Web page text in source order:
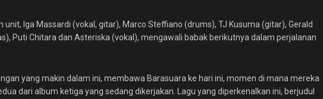
unit, Iga Massardi (vokal, gitar), Marco Steffiano (drums), TJ Kusuma (gitar), Gerald
Puti Chitara dan Asteriska (vokal), mengawali babak berikutnya dalam perjalanan
yang makin dalam ini, membawa Barasuara ke hari ini, momen di mana mereka
dari album ketiga yang sedang dikerjakan. Lagu yang diperkenalkan ini, berjudul